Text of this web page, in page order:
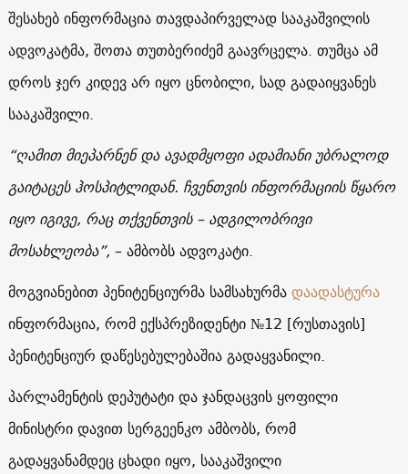
შესახებ ინფორმაცია თავდაპირველად სააკაშვილის
ადვოკატმა, შოთა თუთბერიძემ გაავრცელა. თუმცა ამ
დროს ჯერ კიდევ არ იყო ცნობილი, სად გადაიყვანეს
სააკაშვილი.
“ღამით მიეპარნენ და ავადმყოფი ადამიანი უბრალოდ
გაიტაცეს ჰოსპიტლიდან. ჩვენთვის ინფორმაციის წყარო
იყო იგივე, რაც თქვენთვის – ადგილობრივი
მოსახლეობა”, – ამბობს ადვოკატი.
მოგვიანებით პენიტენციურმა სამსახურმადაადასტურა
ინფორმაცია, რომ ექსპრეზიდენტი №12 [რუსთავის]
პენიტენციურ დაწესებულებაშია გადაყვანილი.
პარლამენტის დეპუტატი და ჯანდაცვის ყოფილი
მინისტრი დავით სერგეენკო ამბობს, რომ
გადაყვანამდეც ცხადი იყო, სააკაშვილი